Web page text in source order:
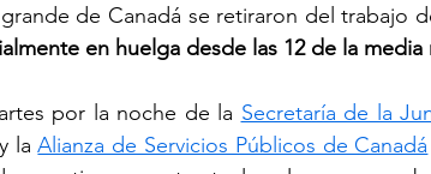
de Canadá se retiraron del trabajo
en huelga desde las 12 de la media
por la noche de la Secretaría de la
la Alianza de Servicios Públicos de Canadá